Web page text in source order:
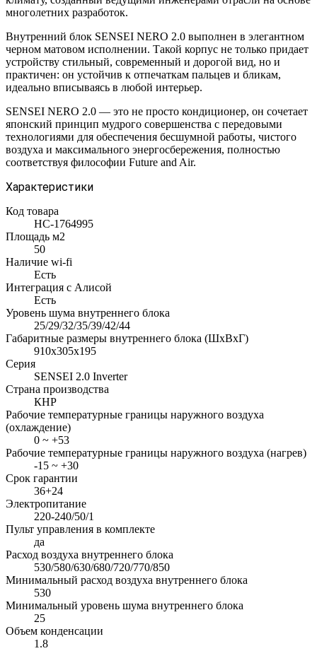
многолетних разработок.
Внутренний блок SENSEI NERO 2.0 выполнен в элегантном
черном матовом исполнении. Такой корпус не только придает
устройству стильный, современный и дорогой вид, но и
практичен: он устойчив к отпечаткам пальцев и бликам,
идеально вписываясь в любой интерьер.
SENSEI NERO 2.0 — это не просто кондиционер, он сочетает
японский принцип мудрого совершенства с передовыми
технологиями для обеспечения бесшумной работы, чистого
воздуха и максимального энергосбережения, полностью
соответствуя философии Future and Air.
Характеристики
Код товара
НС-1764995
Площадь м2
50
Наличие wi-fi
Есть
Интеграция с Алисой
Есть
Уровень шума внутреннего блока
25/29/32/35/39/42/44
Габаритные размеры внутреннего блока (ШxВxГ)
910x305x195
Серия
SENSEI 2.0 Inverter
Страна производства
КНР
Рабочие температурные границы наружного воздуха
(охлаждение)
0 ~ +53
Рабочие температурные границы наружного воздуха (нагрев)
-15 ~ +30
Срок гарантии
36+24
Электропитание
220-240/50/1
Пульт управления в комплекте
да
Расход воздуха внутреннего блока
530/580/630/680/720/770/850
Минимальный расход воздуха внутреннего блока
530
Минимальный уровень шума внутреннего блока
25
Объем конденсации
1.8